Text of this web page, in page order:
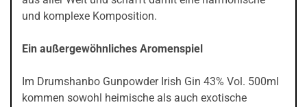
und komplexe Komposition.
Ein außergewöhnliches Aromenspiel
Im Drumshanbo Gunpowder Irish Gin 43% Vol. 500ml
kommen sowohl heimische als auch exotische